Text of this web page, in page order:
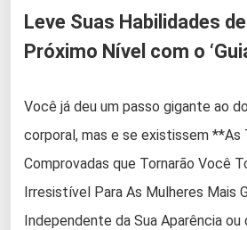
Leve Suas Habilidades
Próximo Nível com o
Você já deu um passo gigante ao
corporal, mas e se existissem **As
Comprovadas que Tornarão Você
Irresistível Para As Mulheres Mais
Independente da Sua Aparência ou